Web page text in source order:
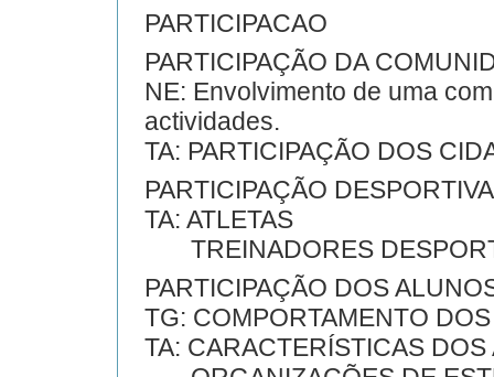
PARTICIPACAO
PARTICIPAÇÃO DA
NE: Envolvimento de uma
actividades.
TA: PARTICIPAÇÃO DOS
PARTICIPAÇÃO DESPORTIVA
TA: ATLETAS
TREINADORES
PARTICIPAÇÃO DOS
TG: COMPORTAMENTO
TA: CARACTERÍSTICAS